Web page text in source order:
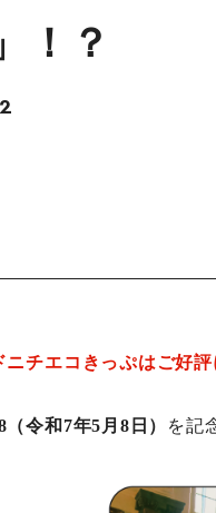
！？
ニチエコきっぷはご好
令和7年5月8日） を記